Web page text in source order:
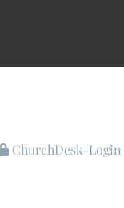
ChurchDesk-Login